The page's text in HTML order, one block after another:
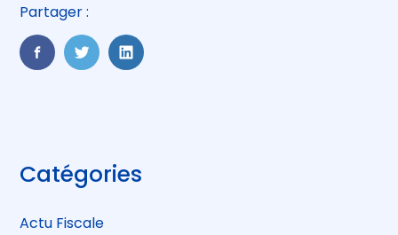
Partager :
FaceBook
TwitterLinkedIn
Blog
sidebar
Catégories
Actu Fiscale